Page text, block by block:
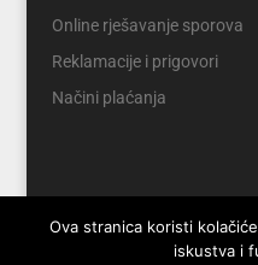
Online rješavanje sporova
Reklamacije i prigovori
Načini plaćanja
Ova stranica koristi
iskustva i